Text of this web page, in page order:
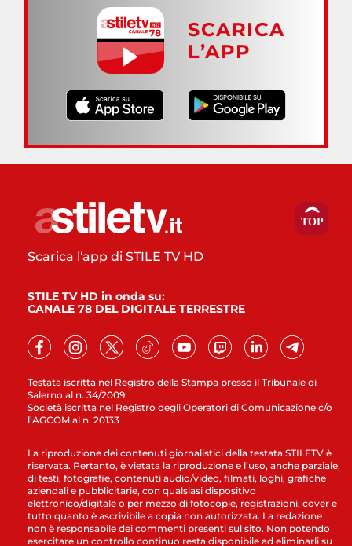
SCARICA
L’APP
Testata iscritta nel Registro della Stampa presso il Tribunale di
Salerno al n. 34/2009
Società iscritta nel Registro degli Operatori di Comunicazione c/o
l’AGCOM al n. 20133
Scarica l'app di STILE TV HD
STILE TV HD in onda su:
CANALE 78 DEL DIGITALE TERRESTRE
La riproduzione dei contenuti giornalistici della testata STILETV è
riservata. Pertanto, è vietata la riproduzione e l’uso, anche parziale,
di testi, fotografie, contenuti audio/video, filmati, loghi, grafiche
aziendali e pubblicitarie, con qualsiasi dispositivo
elettronico/digitale o per mezzo di fotocopie, registrazioni, cover e
tutto quanto è ascrivibile a copia non autorizzata. La redazione
non è responsabile dei commenti presenti sul sito. Non potendo
esercitare un controllo continuo resta disponibile ad eliminarli su